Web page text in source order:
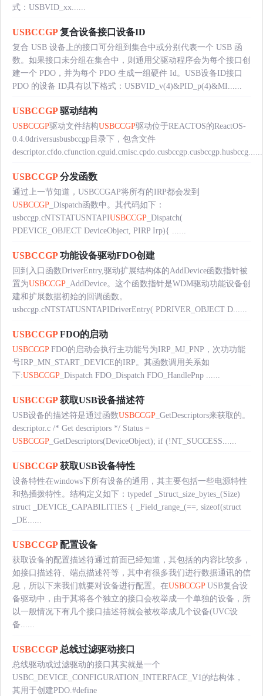
式：USBVID_xx......
USBCCGP复合设备接口设备ID
复合 USB 设备上的接口可分组到集合中或分别代表一个 USB 函
数。如果接口未分组在集合中，则通用父驱动程序会为每个接口创
建一个 PDO，并为每个 PDO 生成一组硬件 Id。USB设备ID接口
PDO 的设备 ID具有以下格式：USBVID_v(4)&PID_p(4)&MI......
USBCCGP驱动结构
USBCCGP驱动文件结构USBCCGP驱动位于REACTOS的ReactOS-
0.4.0driversusbusbccgp目录下，包含文件
descriptor.cfdo.cfunction.cguid.cmisc.cpdo.cusbccgp.cusbccgp.husbccg......
USBCCGP分发函数
通过上一节知道，USBCCGAP将所有的IRP都会发到
USBCCGP _Dispatch函数中。其代码如下：
usbccgp.cNTSTATUSNTAPIUSBCCGP _Dispatch(
PDEVICE_OBJECT DeviceObject, PIRP Irp){ ......
USBCCGP功能设备驱动FDO创建
回到入口函数DriverEntry,驱动扩展结构体的AddDevice函数指针被
置为USBCCGP _AddDevice。这个函数指针是WDM驱动功能设备创
建和扩展数据初始的回调函数。
usbccgp.cNTSTATUSNTAPIDriverEntry( PDRIVER_OBJECT D......
USBCCGPFDO的启动
USBCCGPFDO的启动会执行主功能号为IRP_MJ_PNP，次功功能
号IRP_MN_START_DEVICE的IRP。其函数调用关系如
下:USBCCGP _Dispatch FDO_Dispatch FDO_HandlePnp ......
USBCCGP获取USB设备描述符
USB设备的描述符是通过函数USBCCGP _GetDescriptors来获取的。
descriptor.c /* Get descriptors */ Status =
USBCCGP _GetDescriptors(DeviceObject); if (!NT_SUCCESS......
USBCCGP获取USB设备特性
设备特性在windows下所有设备的通用，其主要包括一些电源特性
和热插拨特性。结构定义如下：typedef _Struct_size_bytes_(Size)
struct _DEVICE_CAPABILITIES { _Field_range_(==, sizeof(struct
_DE......
USBCCGP配置设备
获取设备的配置描述符通过前面已经知道，其包括的内容比较多，
如接口描述符、端点描述符等，其中有很多我们进行数据通讯的信
息，所以下来我们就要对设备进行配置。在USBCCGPUSB复合设
备驱动中，由于其将各个独立的接口会枚举成一个单独的设备，所
以一般情况下有几个接口描述符就会被枚举成几个设备(UVC设
备......
USBCCGP总线过滤驱动接口
总线驱动或过滤驱动的接口其实就是一个
USBC_DEVICE_CONFIGURATION_INTERFACE_V1的结构体，
其用于创建PDO.#define